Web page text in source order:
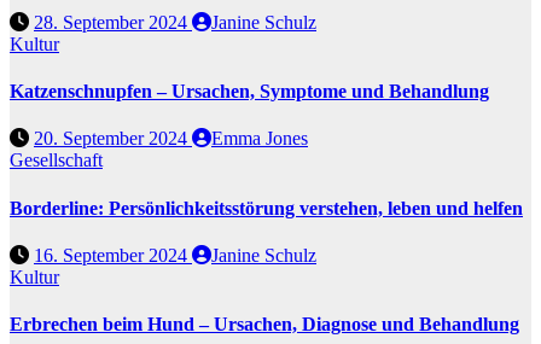
28. September 2024
Janine Schulz
Kultur
Katzenschnupfen – Ursachen, Symptome und Behandlung
20. September 2024
Emma Jones
Gesellschaft
Borderline: Persönlichkeitsstörung verstehen, leben und helfen
16. September 2024
Janine Schulz
Kultur
Erbrechen beim Hund – Ursachen, Diagnose und Behandlung